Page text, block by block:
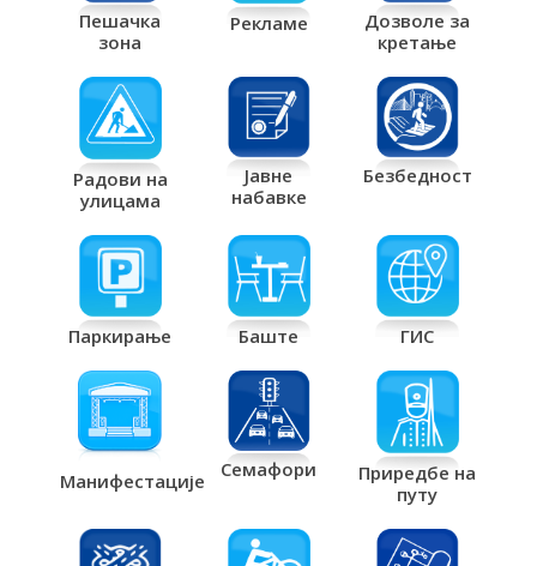
Пешачка
зона
Рекламе
Дозволе за
кретање
Радови на
улицама
Јавне
набавке
Безбедност
Паркирање Баште ГИС
Манифестације Семафори
Приредбе на
путу